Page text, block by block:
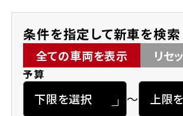
安心のサービス
レンタルバイク
洋用品
イベント
条件を指定して新車を検索
全ての車両を表示 リセ
予算
～
宮城県
ホンダドリーム 仙台泉
ホンダドリーム 西東京
ホンダドリーム 練馬
ホンダドリーム 板橋
ホンダドリーム 名古屋南
ホンダドリーム 小牧
ホンダドリーム 名古屋東
ホンダドリーム 箕面
ホンダドリーム 藤井寺
ホンダドリーム 東淀川
広島県
ホンダドリーム 広島
ホンダドリーム 福岡東
ホンダドリーム 久留米
ホンダドリーム 福岡春日